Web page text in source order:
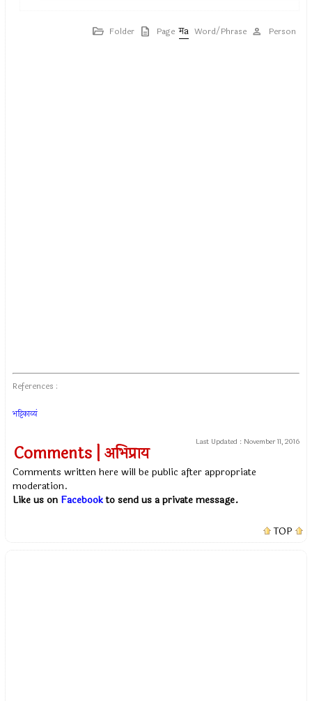
Folder Page Word/Phrase Person
References :
भट्टिकाव्यं
Last Updated : November 11, 2016
Comments | अभिप्राय
Comments written here will be public after appropriate
moderation.
Like us on Facebookto send us a private message.
TOP